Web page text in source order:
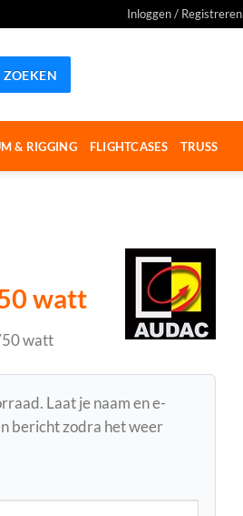
Inloggen / Registreren
ZOEKEN
& RIGGING FLIGHTCASES TRUSS
watt
watt
Laat je naam en e-
bericht zodra het weer